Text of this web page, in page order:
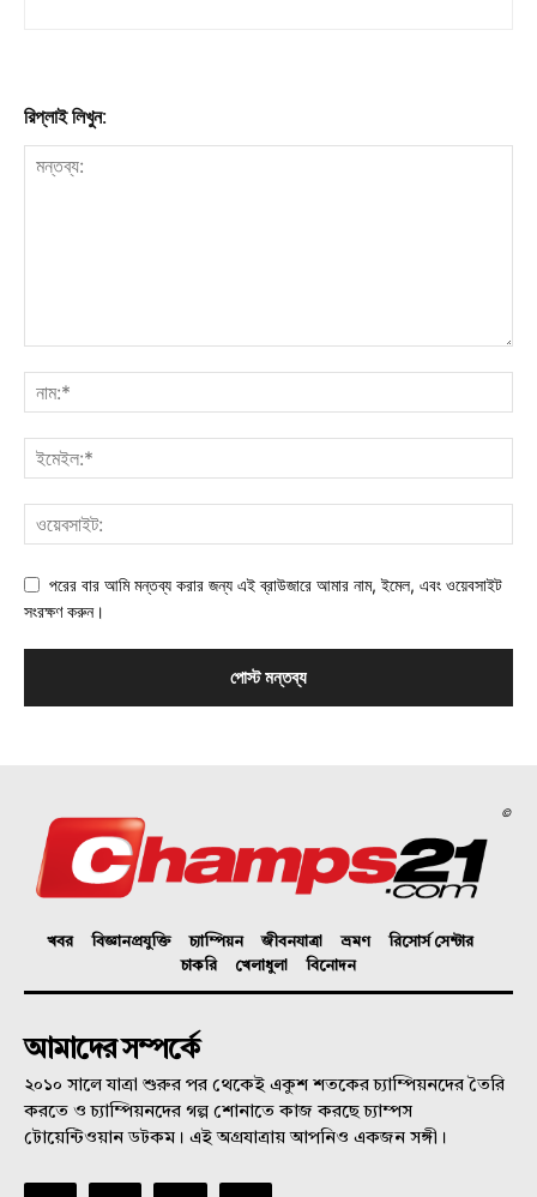
রিপ্লাই লিখুন:
পরের বার আমি মন্তব্য করার জন্য এই ব্রাউজারে আমার নাম, ইমেল, এবং ওয়েবসাইট
সংরক্ষণ করুন।
©
খবর বিজ্ঞানপ্রযুক্তি চ্যাম্পিয়ন জীবনযাত্রা ভ্রমণ
রিসোর্স সেন্টার
চাকরি
খেলাধুলা বিনোদন
আমাদের সম্পর্কে
২০১০ সালে যাত্রা শুরুর পর থেকেই একুশ শতকের চ্যাম্পিয়নদের তৈরি
করতে ও চ্যাম্পিয়নদের গল্প শোনাতে কাজ করছে চ্যাম্পস
টোয়েন্টিওয়ান ডটকম। এই অগ্রযাত্রায় আপনিও একজন সঙ্গী।